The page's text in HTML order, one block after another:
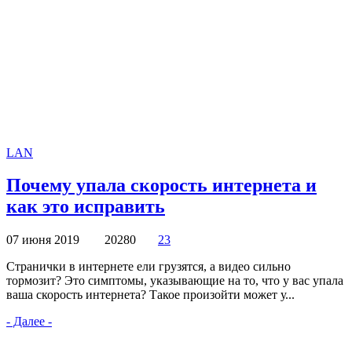
LAN
Почему упала скорость интернета и
как это исправить
07 июня 2019 20280 23
Странички в интернете ели грузятся, а видео сильно
тормозит? Это симптомы, указывающие на то, что у вас упала
ваша скорость интернета? Такое произойти может у...
- Далее -